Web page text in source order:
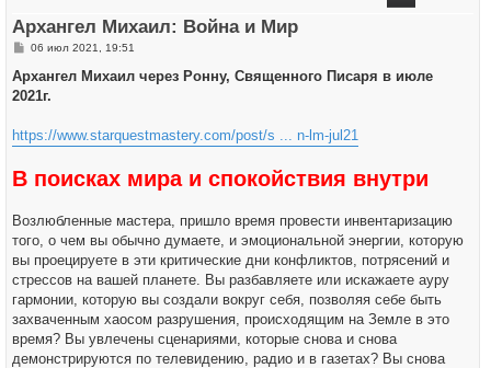
Архангел Михаил: Война и Мир
С
о
щ
и
06 июл 2021, 19:51
Архангел Михаил через Ронну, Священного Писаря в июле
2021г.
https://www.starquestmastery.com/post/s ... n-lm-jul21
В поисках мира и спокойствия внутри
Возлюбленные мастера, пришло время провести инвентаризацию
того, о чем вы обычно думаете, и эмоциональной энергии, которую
вы проецируете в эти критические дни конфликтов, потрясений и
стрессов на вашей планете. Вы разбавляете или искажаете ауру
гармонии, которую вы создали вокруг себя, позволяя себе быть
захваченным хаосом разрушения, происходящим на Земле в это
время? Вы увлечены сценариями, которые снова и снова
демонстрируются по телевидению, радио и в газетах? Вы снова